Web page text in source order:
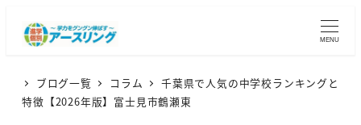
MENU
ブログ一覧 コラム
千葉県で人気の中学校ランキングと
特徴【2026年版】富士見市鶴瀬東